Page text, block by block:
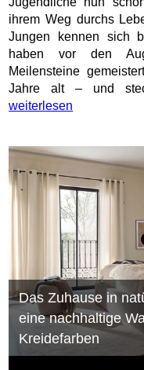
ihrem Weg durchs
Jungen kennen sich
haben vor den
Meilensteine
Jahre alt – und
weiterlesen
Das Zuhause in
eine nachhaltige
Kreidefarben